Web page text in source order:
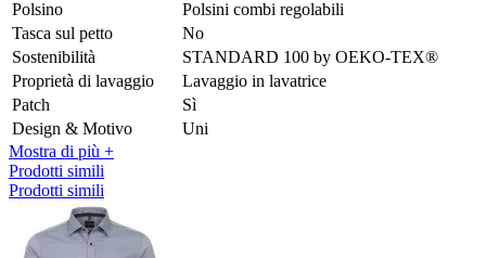
Polsino
Polsini combi regolabili
Tasca sul petto
No
Sostenibilità
STANDARD 100 by OEKO-TEX®
Proprietà di lavaggio
Lavaggio in lavatrice
Patch
Sì
Design & Motivo
Uni
Mostra di più +
Prodotti simili
Prodotti simili